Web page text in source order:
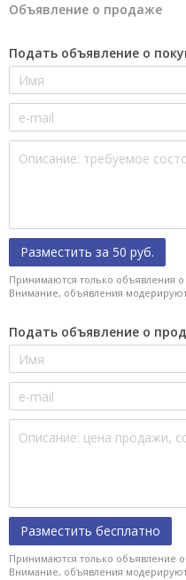
Объявление о продаже
Подать объявление о
Разместить за 50 руб.
Принимаются только объявления о
Внимание, объявления
Подать объявление о
Разместить бесплатно
Принимаются только объявление
Внимание, объявления